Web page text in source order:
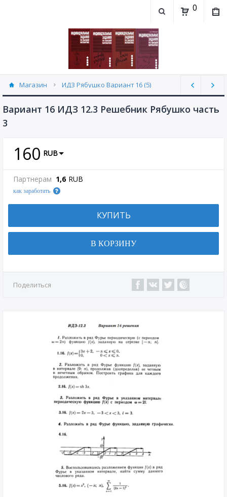
0
Магазин ИДЗ Рябушко Вариант 16 (5)
Вариант 16 ИДЗ 12.3 Решебник Рябушко часть
3
160 RUB
Партнерам 1,6 RUB
как заработать
КУПИТЬ
В КОРЗИНУ
Поделиться